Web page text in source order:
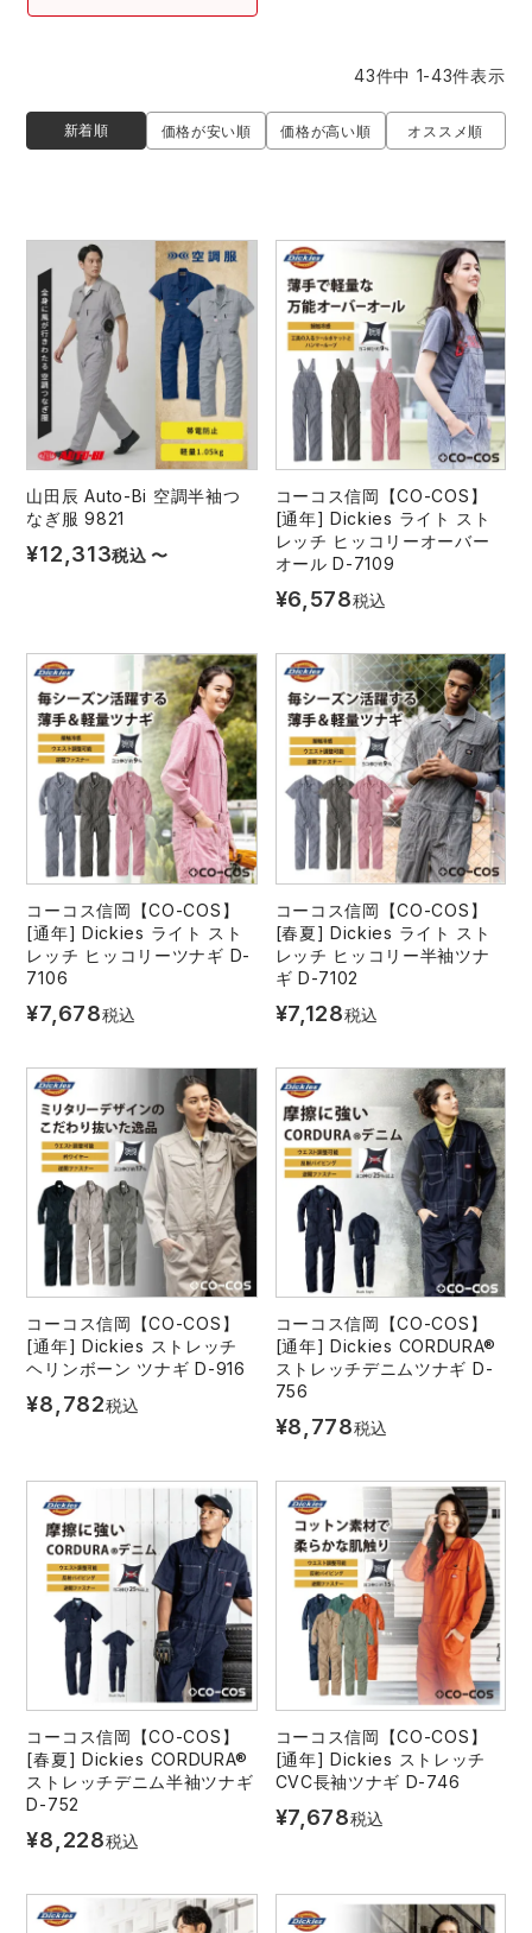
新着順 価格が安い順 価格が高い順 オススメ順
43件中 1-43件表示
山田辰 Auto-Bi 空調半袖つ
なぎ服 9821
¥12,313税込 〜
コーコス信岡【CO-COS】
[通年] Dickies ライト スト
レッチ ヒッコリーオーバー
オール D-7109
¥6,578税込
コーコス信岡【CO-COS】
[通年] Dickies ライト スト
レッチ ヒッコリーツナギ D-
7106
¥7,678税込
コーコス信岡【CO-COS】
[春夏] Dickies ライト スト
レッチ ヒッコリー半袖ツナ
ギ D-7102
¥7,128税込
コーコス信岡【CO-COS】
[通年] Dickies ストレッチ
ヘリンボーン ツナギ D-916
¥8,782税込
コーコス信岡【CO-COS】
[通年] Dickies CORDURA®
ストレッチデニムツナギ D-
756
¥8,778税込
コーコス信岡【CO-COS】
[春夏] Dickies CORDURA®
ストレッチデニム半袖ツナギ
D-752
¥8,228税込
コーコス信岡【CO-COS】
[通年] Dickies ストレッチ
CVC長袖ツナギ D-746
¥7,678税込